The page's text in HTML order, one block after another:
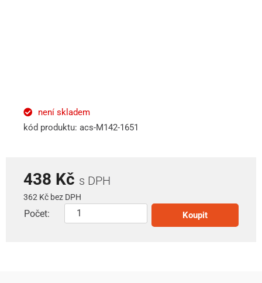
není skladem
kód produktu: acs-M142-1651
438 Kč s DPH
362 Kč bez DPH
Počet: Koupit